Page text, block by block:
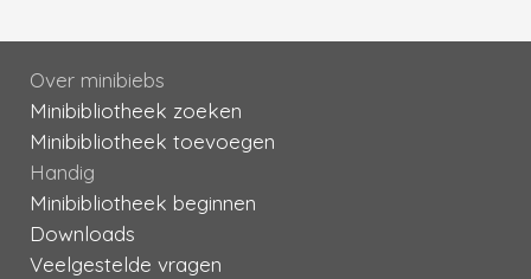
Over minibiebs
Minibibliotheek zoeken
Minibibliotheek toevoegen
Handig
Minibibliotheek beginnen
Downloads
Veelgestelde vragen